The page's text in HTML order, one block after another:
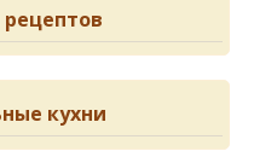
кухни